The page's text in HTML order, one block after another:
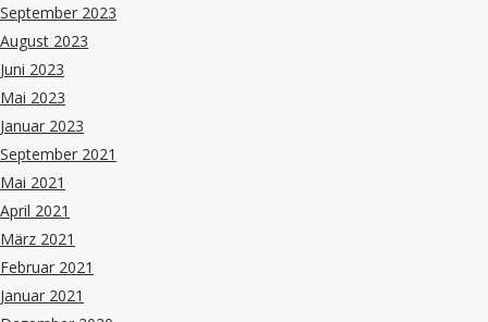
September 2023
August 2023
Juni 2023
Mai 2023
Januar 2023
September 2021
Mai 2021
April 2021
März 2021
Februar 2021
Januar 2021